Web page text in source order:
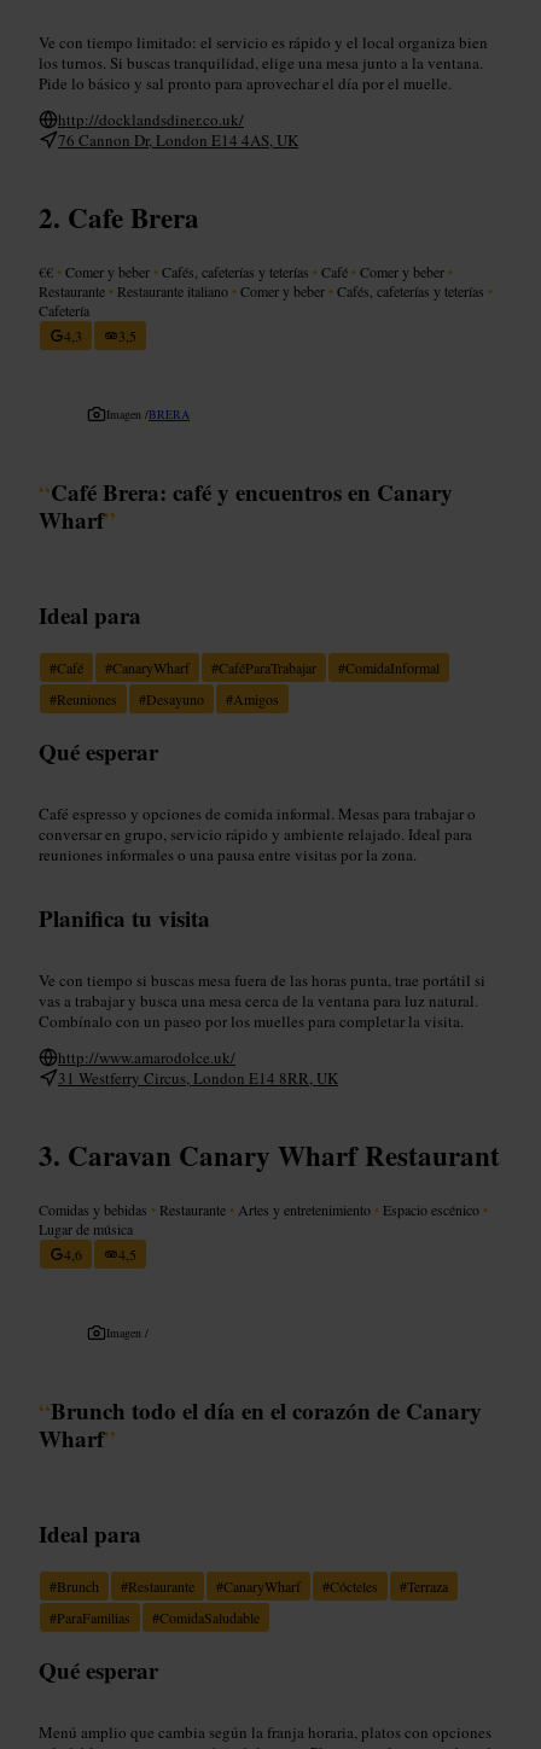
Ve con tiempo limitado: el servicio es rápido y el local organiza bien
los turnos. Si buscas tranquilidad, elige una mesa junto a la ventana.
Pide lo básico y sal pronto para aprovechar el día por el muelle.
http://docklandsdiner.co.uk/
76 Cannon Dr, London E14 4AS, UK
Cafe Brera
€€ •Comer y beber •Cafés, cafeterías y teterías •Café •Comer y beber •
Restaurante • Restaurante italiano •Comer y beber •Cafés, cafeterías y teterías •
Cafetería
4,3
3,5
Imagen /BRERA
“Café Brera: café y encuentros en Canary
Wharf”
Ideal para
#Café #CanaryWharf #CaféParaTrabajar #ComidaInformal
#Reuniones #Desayuno #Amigos
Qué esperar
Café espresso y opciones de comida informal. Mesas para trabajar o
conversar en grupo, servicio rápido y ambiente relajado. Ideal para
reuniones informales o una pausa entre visitas por la zona.
Planifica tu visita
Ve con tiempo si buscas mesa fuera de las horas punta, trae portátil si
vas a trabajar y busca una mesa cerca de la ventana para luz natural.
Combínalo con un paseo por los muelles para completar la visita.
http://www.amarodolce.uk/
31 Westferry Circus, London E14 8RR, UK
Caravan Canary Wharf Restaurant
Comidas y bebidas • Restaurante • Artes y entretenimiento • Espacio escénico •
Lugar de música
4,6
4,5
Imagen /
“Brunch todo el día en el corazón de Canary
Wharf”
Ideal para
#Brunch #Restaurante #CanaryWharf #Cócteles #Terraza
#ParaFamilias #ComidaSaludable
Qué esperar
Menú amplio que cambia según la franja horaria, platos con opciones